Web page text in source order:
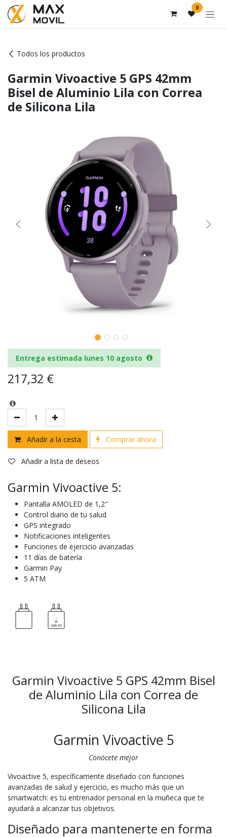
Ir al contenido 0
Todos los productos
Garmin Vivoactive 5 GPS 42mm
Bisel de Aluminio Lila con Correa
de Silicona Lila
Entrega estimada lunes 10 agosto
217,32 €
Añadir a la cesta Comprar ahora
Añadir a lista de deseos
Garmin Vivoactive 5:
Pantalla AMOLED de 1,2"
Control diario de tu salud
GPS integrado
Notificaciones inteligentes
Funciones de ejercicio avanzadas
11 días de batería
Garmin Pay
5 ATM
Garmin Vivoactive 5 GPS 42mm Bisel
de Aluminio Lila con Correa de
Silicona Lila
Garmin Vivoactive 5
Conócete mejor
Vivoactive 5, específicamente diseñado con funciones
avanzadas de salud y ejercicio, es mucho más que un
smartwatch: es tu entrenador personal en la muñeca que te
ayudará a alcanzar tus objetivos.
Diseñado para mantenerte en forma